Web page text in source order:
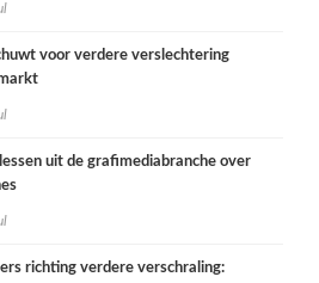
voor verdere verslechtering
uit de grafimediabranche over
richting verdere verschraling: